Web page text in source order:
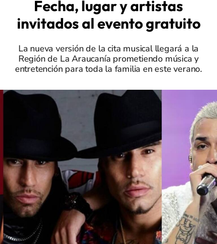
Fecha, lugar y artistas
invitados al evento gratuito
La nueva versión de la cita musical llegará a la
Región de La Araucanía prometiendo música y
entretención para toda la familia en este verano.